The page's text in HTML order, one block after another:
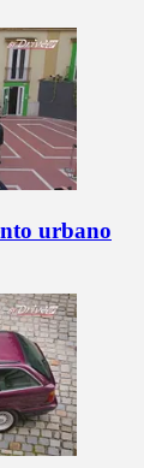
urbano